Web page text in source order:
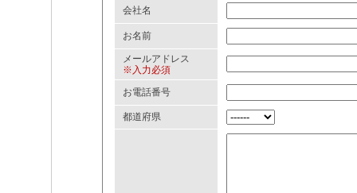
会社名
お名前
メールアドレス
※入力必須
お電話番号
都道府県